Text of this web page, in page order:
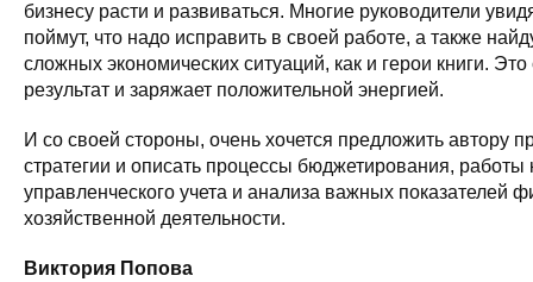
бизнесу расти и развиваться. Многие руководители
поймут, что надо исправить в своей работе, а также
сложных экономических ситуаций, как и герои книги.
результат и заряжает положительной энергией.
И со своей стороны, очень хочется предложить автору
стратегии и описать процессы бюджетирования, работы
управленческого учета и анализа важных показателей
хозяйственной деятельности.
Виктория Попова